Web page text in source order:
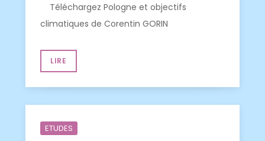
Téléchargez Pologne et objectifs
climatiques de Corentin GORIN
LIRE
ETUDES